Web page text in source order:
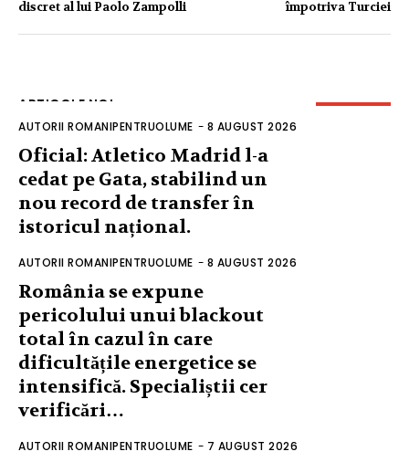
discret al lui Paolo Zampolli
împotriva Turciei
ARTICOLE NOI
AUTORII ROMANIPENTRUOLUME - 8 AUGUST 2026
Oficial: Atletico Madrid l-a
cedat pe Gata, stabilind un
nou record de transfer în
istoricul național.
AUTORII ROMANIPENTRUOLUME - 8 AUGUST 2026
România se expune
pericolului unui blackout
total în cazul în care
dificultățile energetice se
intensifică. Specialiștii cer
verificări…
AUTORII ROMANIPENTRUOLUME - 7 AUGUST 2026